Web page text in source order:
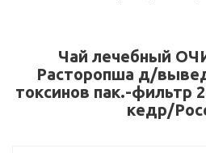
Чай лечебный
Расторопша д/
токсинов пак.-фильтр
кедр/